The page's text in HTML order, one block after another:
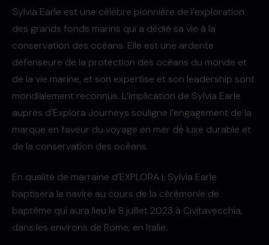
Sylvia Earle est une célèbre pionnière de l’exploration
des grands fonds marins qui a dédié sa vie à la
conservation des océans. Elle est une ardente
défenseure de la protection des océans du monde et
de la vie marine, et son expertise et son leadership sont
mondialement reconnus. L’implication de Sylvia Earle
auprès d’Explora Journeys souligne l’engagement de la
marque en faveur du voyage en mer de luxe durable et
de la conservation des océans.
En qualité de marraine d’EXPLORA I, Sylvia Earle
baptisera le navire au cours de la cérémonie de
baptême qui aura lieu le 8 juillet 2023 à Civitavecchia,
dans les environs de Rome, en Italie.